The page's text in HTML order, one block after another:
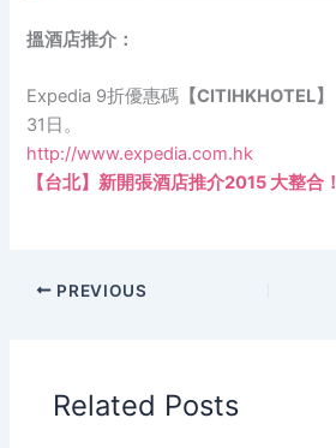
搵酒店推介：
Expedia 9折優惠碼 【CITIHKHOTEL】
31日。
http://www.expedia.com.hk
【台北】新開張酒店推介2015 大整合！
PREVIOUS
Related Posts